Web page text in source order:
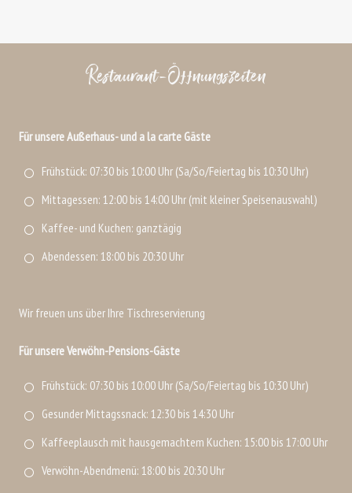
Restaurant-Öffnungszeiten
Für unsere Außerhaus- und a la carte Gäste
Frühstück: 07:30 bis 10:00 Uhr (Sa/So/Feiertag bis 10:30 Uhr)
Mittagessen: 12:00 bis 14:00 Uhr (mit kleiner Speisenauswahl)
Kaffee- und Kuchen: ganztägig
Abendessen: 18:00 bis 20:30 Uhr
Wir freuen uns über Ihre Tischreservierung
Für unsere Verwöhn-Pensions-Gäste
Frühstück: 07:30 bis 10:00 Uhr (Sa/So/Feiertag bis 10:30 Uhr)
Gesunder Mittagssnack: 12:30 bis 14:30 Uhr
Kaffeeplausch mit hausgemachtem Kuchen: 15:00 bis 17:00 Uhr
Verwöhn-Abendmenü: 18:00 bis 20:30 Uhr